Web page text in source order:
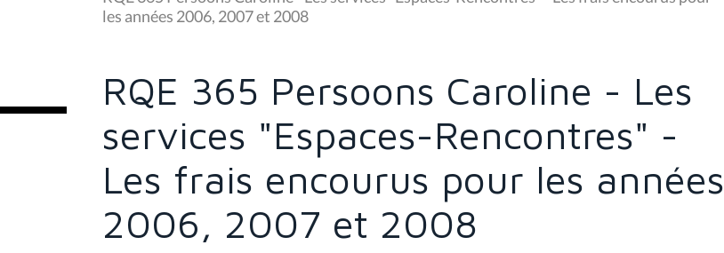
s
ê
:
les années 2006, 2007 et 2008
RQE 365 Persoons Caroline - Les
services "Espaces-Rencontres" -
Les frais encourus pour les années
2006, 2007 et 2008